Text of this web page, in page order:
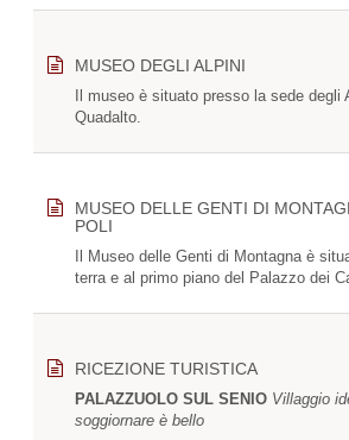
MUSEO DEGLI ALPINI
Il museo è situato presso la sede degli
Quadalto.
MUSEO DELLE GENTI DI
POLI
Il Museo delle Genti di Montagna è
terra e al primo piano del Palazzo dei
RICEZIONE TURISTICA
PALAZZUOLO SUL SENIO Villaggio
soggiornare è bello